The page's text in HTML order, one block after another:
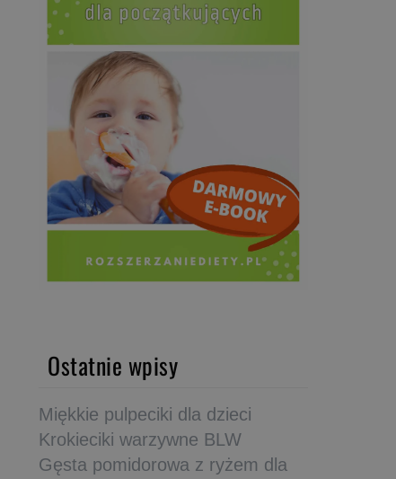
Ostatnie wpisy
Miękkie pulpeciki dla dzieci
Krokieciki warzywne BLW
Gęsta pomidorowa z ryżem dla